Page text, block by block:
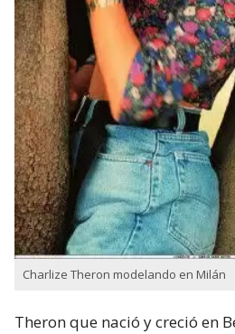
Charlize Theron modelando en Milán
Theron que nació y creció en